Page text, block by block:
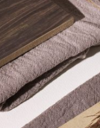
Pramoninės mašinos